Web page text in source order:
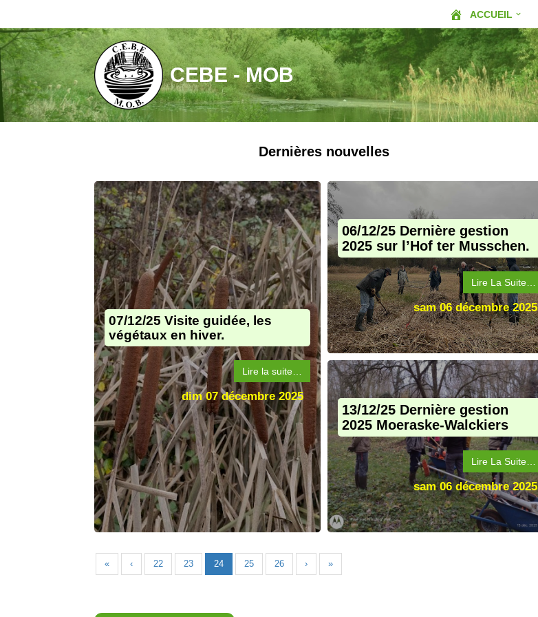
Aller
au
contenu
ACCUEIL
CEBE - MOB
Dernières nouvelles
07/12/25 Visite guidée, les
végétaux en hiver.
Lire la suite…
dim 07 décembre 2025
06/12/25 Dernière gestion
2025 sur l’Hof ter Musschen.
Lire La Suite…
sam 06 décembre 2025
13/12/25 Dernière gestion
2025 Moeraske-Walckiers
Lire La Suite…
sam 06 décembre 2025
« ‹ 22 23 24 25 26 › »